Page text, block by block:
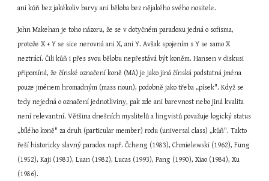
ani kůň bez jakékoliv barvy ani běloba bez nějakého svého nositele.
John Makehan je toho názoru, že se v dotyčném paradoxu jedná o sofisma,
protože X + Y se sice nerovná ani X, ani Y. Avšak spojením s Y se samo X
neztrácí. Čili kůň i přes svou bělobu nepřestává být koněm. Hansen v diskusi
připomíná, že čínské označení koně (MA) je jako jiná čínská podstatná jména
pouze jménem hromadným (mass noun), podobně jako třeba „písek". Když se
tedy nejedná o označení jednotliviny, pak zde ani barevnost nebo jiná kvalita
není relevantní. Většina dnešních myslitelů a lingvistů považuje logický status
„bílého koně" za druh (particular member) rodu (universal class) „kůň". Takto
řeší historicky slavný paradox např. Čcheng (1983), Chmielewski (1962), Fung
(1952), Kaji (1983), Luan (1982), Lucas (1993), Pang (1990), Xiao (1984), Xu
(1986).